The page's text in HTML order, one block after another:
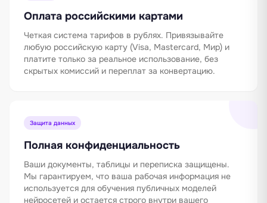
Оплата российскими картами
Четкая система тарифов в рублях. Привязывайте
любую российскую карту (Visa, Mastercard, Мир) и
платите только за реальное использование, без
скрытых комиссий и переплат за конвертацию.
Защита данных
Полная конфиденциальность
Ваши документы, таблицы и переписка защищены.
Мы гарантируем, что ваша рабочая информация не
используется для обучения публичных моделей
нейросетей и остается строго внутри вашего